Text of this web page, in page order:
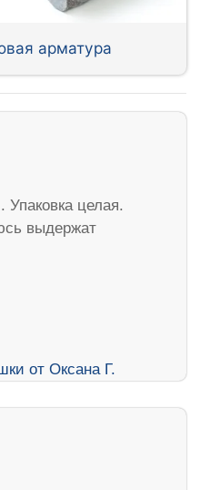
арматура
целая.
выдержат